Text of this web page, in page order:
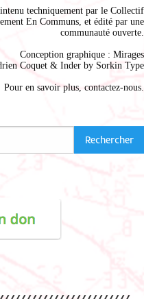
techniquement par le Collectif
En Communs , et édité par une
communauté ouverte.
Conception graphique : Mirages
Coquet & Inder by Sorkin Type
Pour en savoir plus, contactez-nous